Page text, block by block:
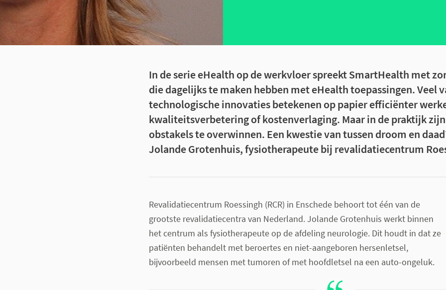
In de serie eHealth op de werkvloer spreekt SmartHealth met
die dagelijks te maken hebben met eHealth toepassingen. Veel
technologische innovaties betekenen op papier efficiënter
kwaliteitsverbetering of kostenverlaging. Maar in de praktijk zijn
obstakels te overwinnen. Een kwestie van tussen droom en
Jolande Grotenhuis, fysiotherapeute bij revalidatiecentrum
Revalidatiecentrum Roessingh (RCR) in Enschede behoort tot één van de
grootste revalidatiecentra van Nederland. Jolande Grotenhuis werkt binnen
het centrum als fysiotherapeute op de afdeling neurologie. Dit houdt in dat ze
patiënten behandelt met beroertes en niet-aangeboren hersenletsel,
bijvoorbeeld mensen met tumoren of met hoofdletsel na een auto-ongeluk.